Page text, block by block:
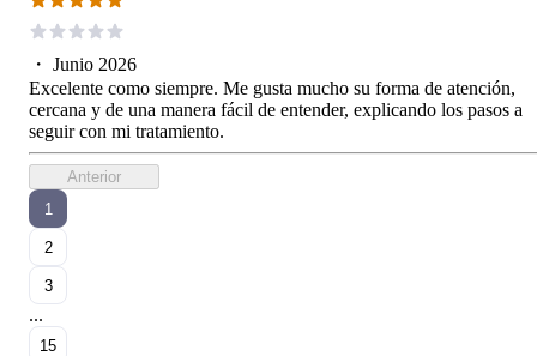
・ Junio 2026
Excelente como siempre. Me gusta mucho su forma de atención,
cercana y de una manera fácil de entender, explicando los pasos a
seguir con mi tratamiento.
Anterior
1
2
3
...
15